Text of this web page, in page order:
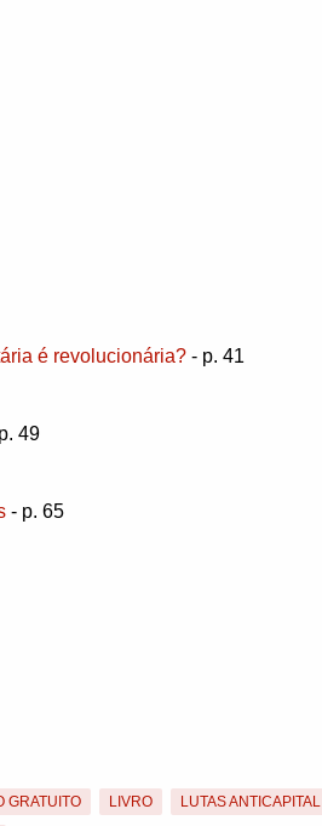
é revolucionária? - p. 41
49
- p. 65
GRATUITO LIVRO LUTAS ANTICAPITAL